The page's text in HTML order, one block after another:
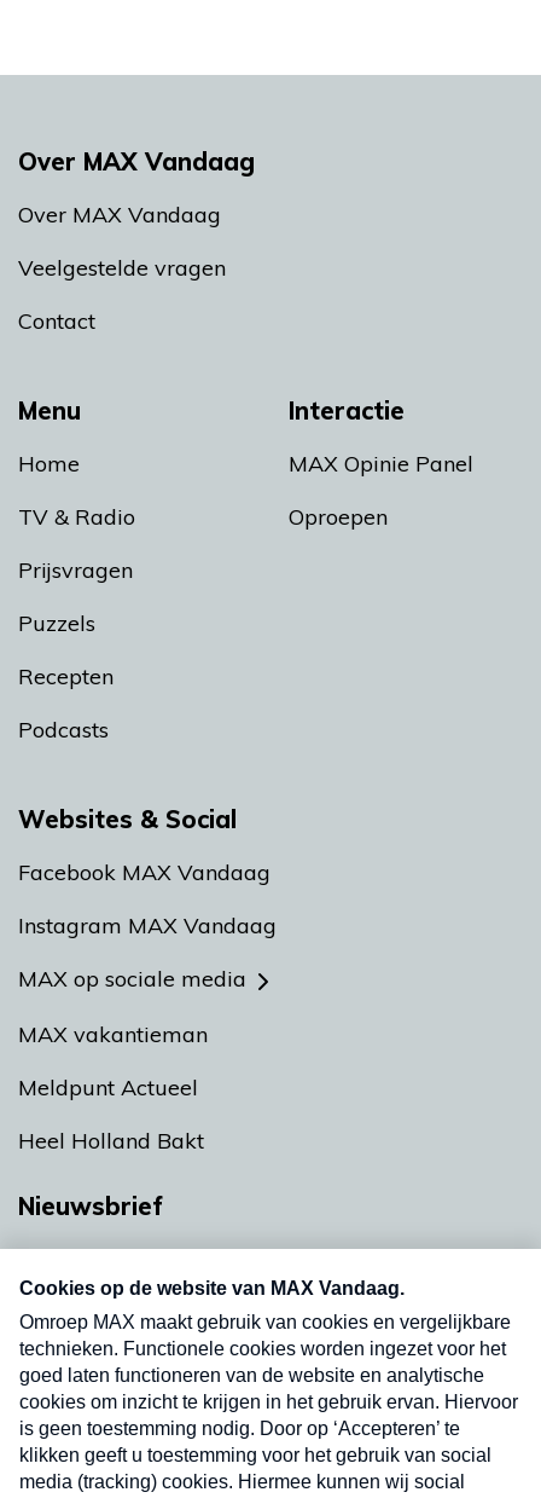
Menu
Home
TV & Radio
Prijsvragen
Puzzels
Recepten
Podcasts
Interactie
MAX Opinie Panel
Oproepen
Over MAX Vandaag
Over MAX Vandaag
Veelgestelde vragen
Contact
Websites & Social
Facebook MAX Vandaag
Instagram MAX Vandaag
MAX op sociale media
MAX vakantieman
Meldpunt Actueel
Heel Holland Bakt
Nieuwsbrief
nieuwsbrief. Elke vrijdag- en dinsdagochtend in
uw mailbox.
Verzend